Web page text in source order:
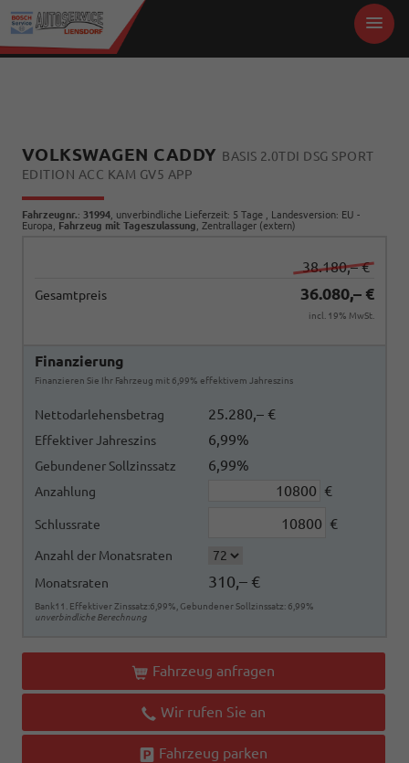
VOLKSWAGEN CADDY BASIS 2.0TDI DSG SPORT
EDITION ACC KAM GV5 APP
Fahrzeugnr.: 31994 , unverbindliche Lieferzeit: 5 Tage , Landesversion: EU -
Europa, Fahrzeug mit Tageszulassung , Zentrallager (extern)
38.180,– €
Gesamtpreis 36.080,– €
incl. 19% MwSt.
Finanzierung
Finanzieren Sie Ihr Fahrzeug mit 6,99% effektivem Jahreszins
Nettodarlehensbetrag 25.280,– €
Effektiver Jahreszins 6,99%
Gebundener Sollzinssatz 6,99%
Anzahlung €
Schlussrate €
Anzahl der Monatsraten
Monatsraten
310,– €
Bank11. Effektiver Zinssatz:6,99%, Gebundener Sollzinssatz: 6,99%
unverbindliche Berechnung
Fahrzeug anfragen
Wir rufen Sie an
Fahrzeug parken